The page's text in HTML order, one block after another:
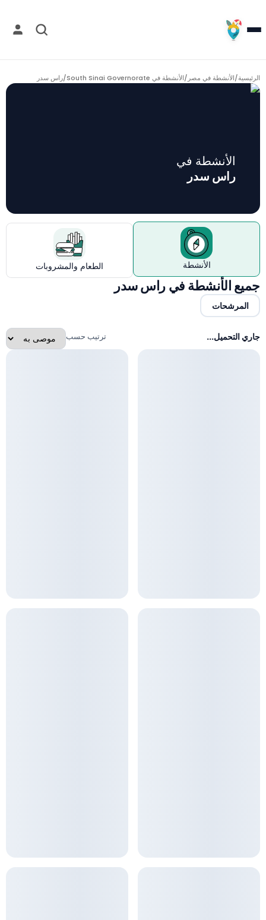
الرئيسية/الأنشطة في مصر /الأنشطة في South Sinai Governorate /راس سدر
الأنشطة في
راس سدر
الأنشطة الطعام والمشروبات
جميع الأنشطة في راس سدر
المرشحات
جاري التحميل... ترتيب حسب